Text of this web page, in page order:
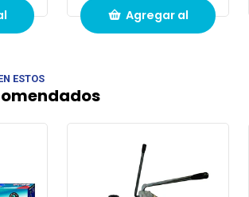
Agregar al
ESTOS